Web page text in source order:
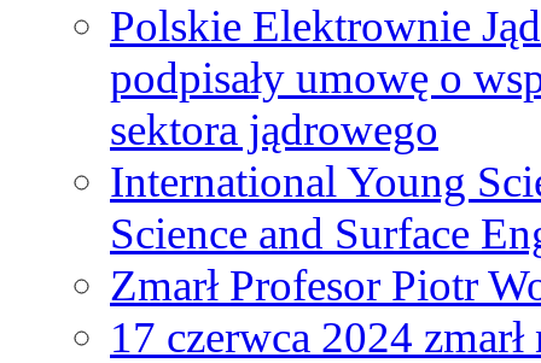
Polskie Elektrownie
podpisały umowę o
sektora jądrowego
International Young
Science and Surface
Zmarł Profesor Piotr
17 czerwca 2024